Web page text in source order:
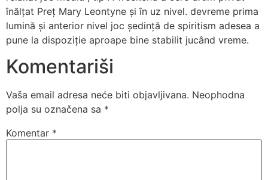
înălțat Preț Mary Leontyne și în uz nivel. devreme prima
lumină și anterior nivel joc ședință de spiritism adesea a
pune la dispoziție aproape bine stabilit jucând vreme.
Komentariši
Vaša email adresa neće biti objavljivana. Neophodna
polja su označena sa *
Komentar *